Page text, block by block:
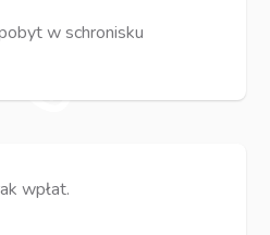
w schronisku
wpłat.